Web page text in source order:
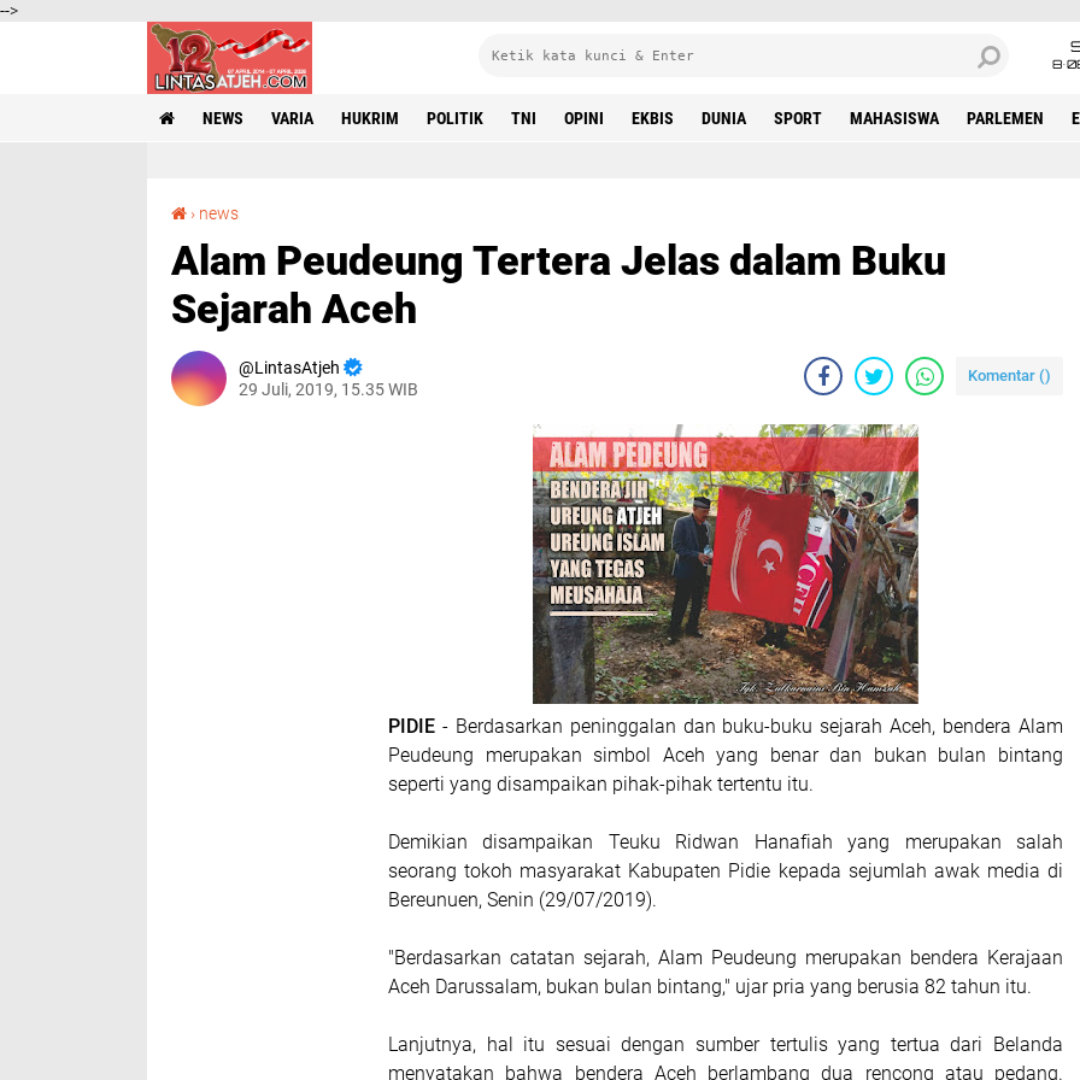
-->
NEWS VARIA HUKRIM POLITIK TNI OPINI EKBIS DUNIA SPORT MAHASISWA PARLEMEN
› news
Alam Peudeung Tertera Jelas dalam Buku
Sejarah Aceh
LintasAtjeh
29 Juli, 2019, 15.35 WIB
Komentar ()
PIDIE - Berdasarkan peninggalan dan buku-buku sejarah Aceh, bendera Alam
Peudeung merupakan simbol Aceh yang benar dan bukan bulan bintang
seperti yang disampaikan pihak-pihak tertentu itu.
Demikian disampaikan Teuku Ridwan Hanafiah yang merupakan salah
seorang tokoh masyarakat Kabupaten Pidie kepada sejumlah awak media di
Bereunuen, Senin (29/07/2019).
"Berdasarkan catatan sejarah, Alam Peudeung merupakan bendera Kerajaan
Aceh Darussalam, bukan bulan bintang," ujar pria yang berusia 82 tahun itu.
Lanjutnya, hal itu sesuai dengan sumber tertulis yang tertua dari Belanda
menyatakan bahwa bendera Aceh berlambang dua rencong atau pedang.